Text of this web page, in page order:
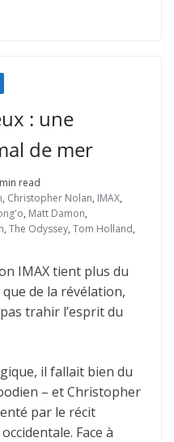
: une
de mer
read
, Christopher Nolan, IMAX,
, Matt Damon,
, The Odyssey, Tom Holland,
IMAX tient plus du
de la révélation,
trahir l’esprit du
il fallait bien du
– et Christopher
par le récit
Face à